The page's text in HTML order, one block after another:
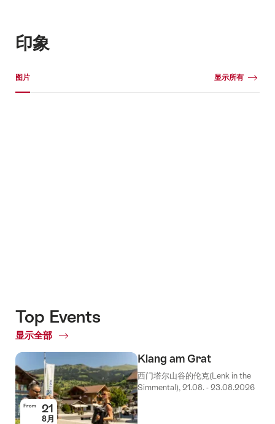
印象
图片 显示所有
Top Events
显示全部
Top
From 21
8月
Klang am Grat
西门塔尔山谷的伦克(Lenk in the
Simmental), 21.08. - 23.08.2026